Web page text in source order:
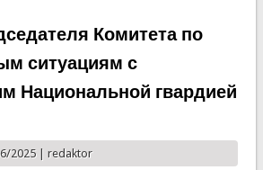
Комитета по
ситуациям с
Национальной гвардией
2025 | redaktor